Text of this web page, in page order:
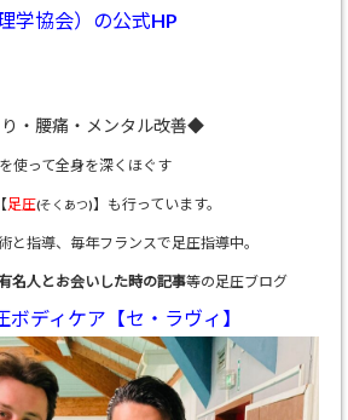
学協会）の公式HP
・腰痛・メンタル改善◆
使って全身を深くほぐす
足圧(そくあつ)】も行っています。
と指導、 毎年フランスで足圧指導中。
名人とお会いした時の記事等の足圧ブログ
ボディケア【セ・ラヴィ】